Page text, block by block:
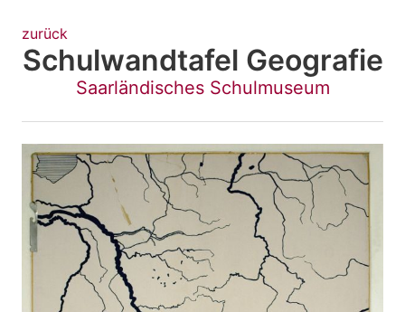
zurück
Schulwandtafel Geografie
Saarländisches Schulmuseum